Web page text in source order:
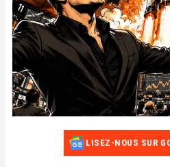
LISEZ-NOUS SUR